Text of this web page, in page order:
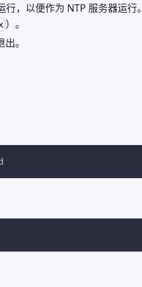
行，以便作为 NTP 服务器运
）。
。